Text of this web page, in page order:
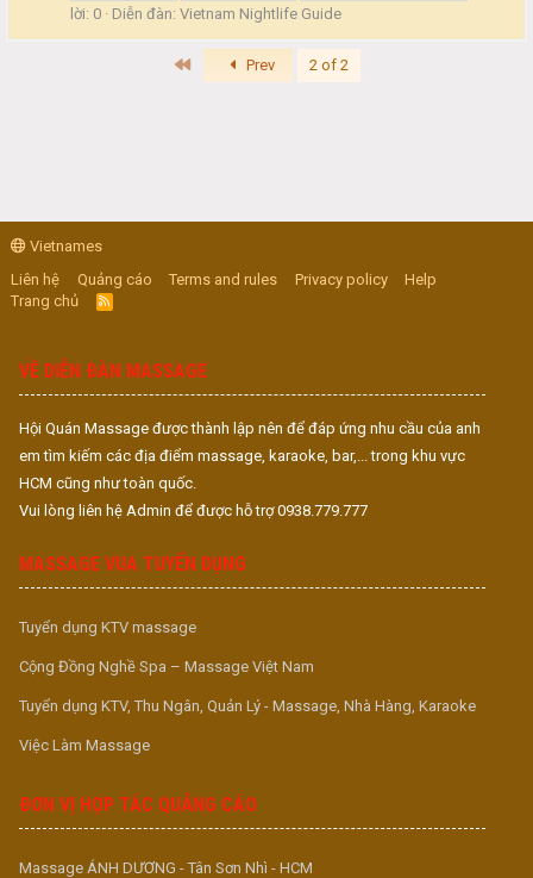
lời: 0
Diễn đàn: Vietnam Nightlife Guide
Prev 2 of 2
Vietnames
Liên hệ
Quảng cáo Terms and rules Privacy policy
Help
Trang chủ
R
S
VỀ DIỄN ĐÀN MASSAGE
Hội Quán Massage được thành lập nên để đáp ứng nhu cầu của anh
em tìm kiếm các địa điểm massage, karaoke, bar,... trong khu vực
HCM cũng như toàn quốc.
Vui lòng liên hệ Admin để được hỗ trợ 0938.779.777
MASSAGE VUA TUYỂN DỤNG
Tuyển dụng KTV massage
Cộng Đồng Nghề Spa – Massage Việt Nam
Tuyển dụng KTV, Thu Ngân, Quản Lý - Massage, Nhà Hàng, Karaoke
Việc Làm Massage
ĐƠN VỊ HỢP TÁC QUẢNG CÁO
Massage ÁNH DƯƠNG - Tân Sơn Nhì - HCM